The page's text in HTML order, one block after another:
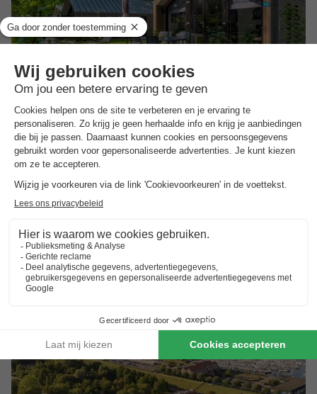
EuroParcs De Hooge Veluwe
Gelderland, Arnhem Kaart
7.4 Goed
Verwarmd binnen- en buitenzwembad met zonneterras
Dagje Arnhem
Van 24 tot 27 aug, 3 nachten, Vanaf